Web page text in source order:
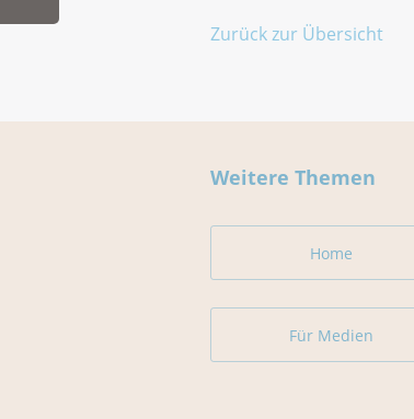
Zurück zur Übersicht
Weitere Themen
Home
Für Medien